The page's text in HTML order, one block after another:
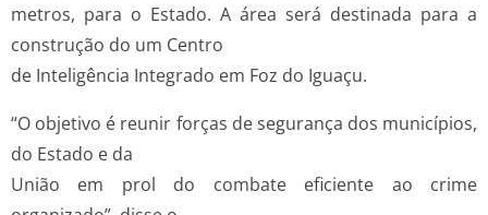
metros, para o Estado. A área será destinada para a
construção do um Centro
de Inteligência Integrado em Foz do Iguaçu.
“O objetivo é reunir forças de segurança dos municípios,
do Estado e da
União em prol do combate eficiente ao crime